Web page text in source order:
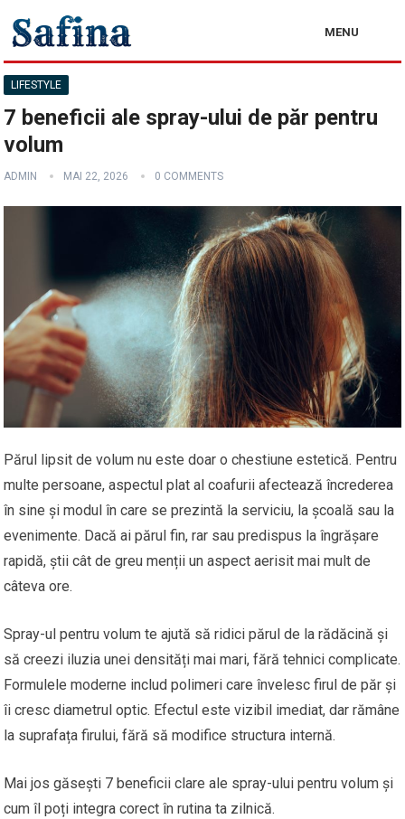
MENU
LIFESTYLE
7 beneficii ale spray-ului de păr pentru
volum
ADMIN MAI 22, 2026 0 COMMENTS
Părul lipsit de volum nu este doar o chestiune estetică. Pentru
multe persoane, aspectul plat al coafurii afectează încrederea
în sine și modul în care se prezintă la serviciu, la școală sau la
evenimente. Dacă ai părul fin, rar sau predispus la îngrășare
rapidă, știi cât de greu menții un aspect aerisit mai mult de
câteva ore.
Spray-ul pentru volum te ajută să ridici părul de la rădăcină și
să creezi iluzia unei densități mai mari, fără tehnici complicate.
Formulele moderne includ polimeri care învelesc firul de păr și
îi cresc diametrul optic. Efectul este vizibil imediat, dar rămâne
la suprafața firului, fără să modifice structura internă.
Mai jos găsești 7 beneficii clare ale spray-ului pentru volum și
cum îl poți integra corect în rutina ta zilnică.